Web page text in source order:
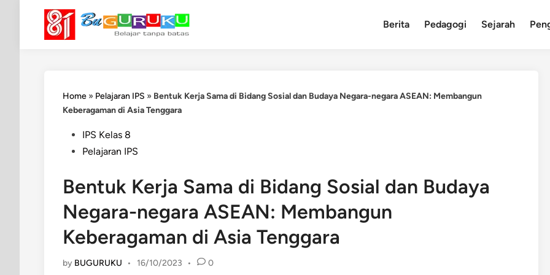
content
Berita Pedagogi Sejarah
Home » Pelajaran IPS » Bentuk Kerja Sama di Bidang Sosial dan Budaya Negara-negara ASEAN: Membangun
Keberagaman di Asia Tenggara
PostedIPS Kelas 8
Pelajaran IPS
Bentuk Kerja Sama di Bidang Sosial dan Budaya
Negara-negara ASEAN: Membangun
Keberagaman di Asia Tenggara
by BUGURUKU • 16/10/2023 • 0